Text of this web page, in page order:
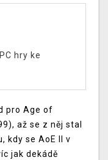
PC hry ke
pro Age of
až se z něj stal
kdy se AoE II v
jak dekádě